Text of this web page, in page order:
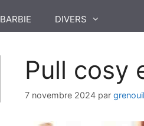
BARBIE DIVERS
Pull cosy
7 novembre 2024 par